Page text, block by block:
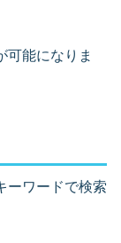
可能になりま
ーワードで検索